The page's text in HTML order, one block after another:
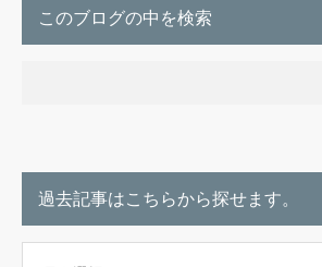
このブログの中を検索
過去記事はこちらから探せます。